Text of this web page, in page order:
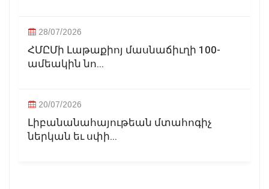
28/07/2026
ՀՄԸՄի Լաթաքիոյ մասնաճիւղի 100-
ամեակին նո...
20/07/2026
Լիբանանահայութեան մտահոգիչ
ներկան եւ սփի...